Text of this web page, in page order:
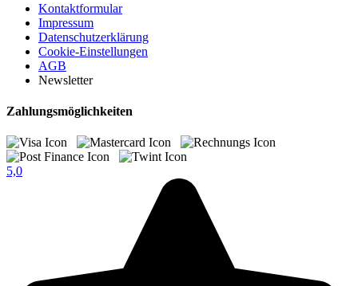
Kontaktformular
Impressum
Datenschutzerklärung
Cookie-Einstellungen
AGB
Newsletter
Zahlungsmöglichkeiten
5,0